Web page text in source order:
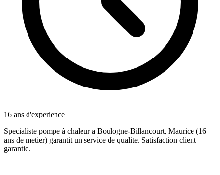
16 ans d'experience
Specialiste pompe à chaleur a Boulogne-Billancourt, Maurice (16
ans de metier) garantit un service de qualite. Satisfaction client
garantie.